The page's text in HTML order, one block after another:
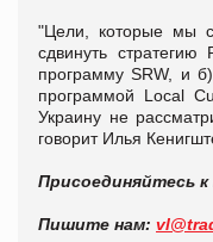
"Цели, которые мы
сдвинуть
программу SRW, и
программой Local
Украину не
говорит Илья
Присоединяйтесь к
Пишите нам: